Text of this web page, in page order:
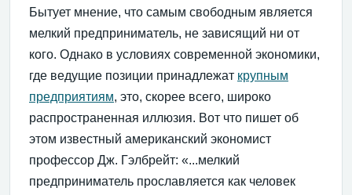
Бытует мнение, что самым свободным является
мелкий предприниматель, не зависящий ни от
кого. Однако в условиях современной экономики,
где ведущие позиции принадлежат крупным
предприятиям, это, скорее всего, широко
распространенная иллюзия. Вот что пишет об
этом известный американский экономист
профессор Дж. Гэлбрейт: «...мелкий
предприниматель прославляется как человек